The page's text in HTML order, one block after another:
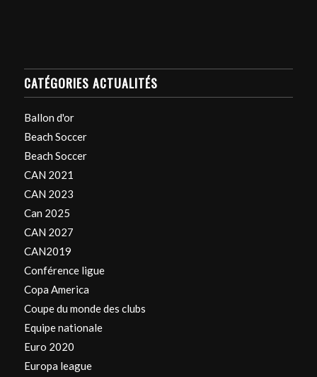
CATÉGORIES ACTUALITÉS
Ballon d'or
Beach Soccer
Beach Soccer
CAN 2021
CAN 2023
Can 2025
CAN 2027
CAN2019
Conférence ligue
Copa America
Coupe du monde des clubs
Equipe nationale
Euro 2020
Europa league